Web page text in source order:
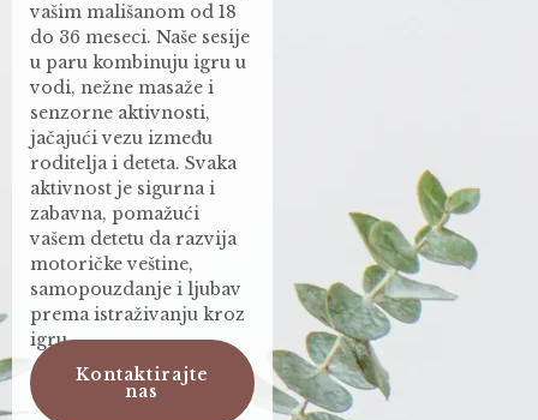
vašim mališanom od 18
do 36 meseci. Naše sesije
u paru kombinuju igru u
vodi, nežne masaže i
senzorne aktivnosti,
jačajući vezu između
roditelja i deteta. Svaka
aktivnost je sigurna i
zabavna, pomažući
vašem detetu da razvija
motoričke veštine,
samopouzdanje i ljubav
prema istraživanju kroz
igru.
Kontaktirajte
nas